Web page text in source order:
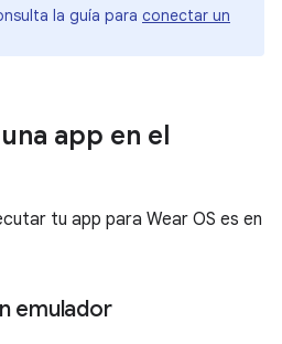
la guía para conectar un
app en el
tu app para Wear OS es en
emulador